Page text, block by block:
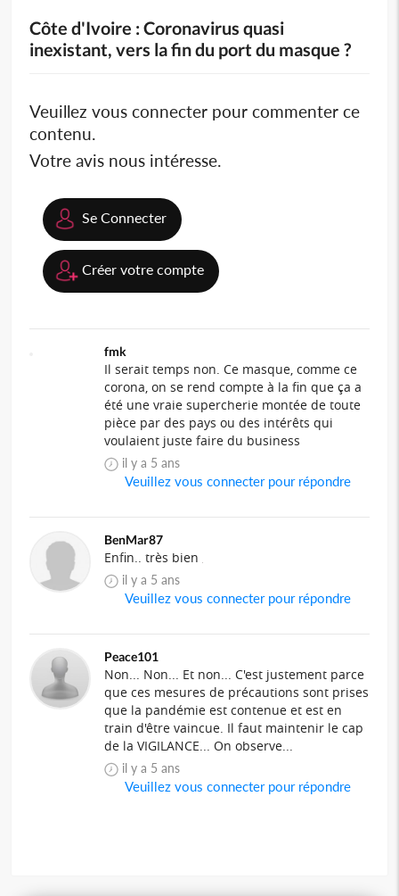
Côte d'Ivoire : Coronavirus quasi
inexistant, vers la fin du port du masque ?
Veuillez vous connecter pour commenter ce
contenu.
Votre avis nous intéresse.
Se Connecter
Créer votre compte
fmk
Il serait temps non. Ce masque, comme ce
corona, on se rend compte à la fin que ça a
été une vraie supercherie montée de toute
pièce par des pays ou des intérêts qui
voulaient juste faire du business
il y a 5 ans
Veuillez vous connecter pour répondre
BenMar87
Enfin.. très bien
il y a 5 ans
Veuillez vous connecter pour répondre
Peace101
Non... Non... Et non... C'est justement parce
que ces mesures de précautions sont prises
que la pandémie est contenue et est en
train d'être vaincue. Il faut maintenir le cap
de la VIGILANCE... On observe...
il y a 5 ans
Veuillez vous connecter pour répondre